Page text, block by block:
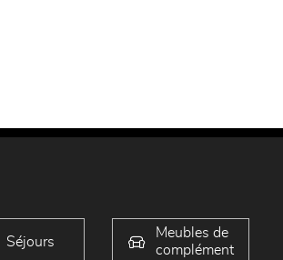
Séjours
Meubles de
complément